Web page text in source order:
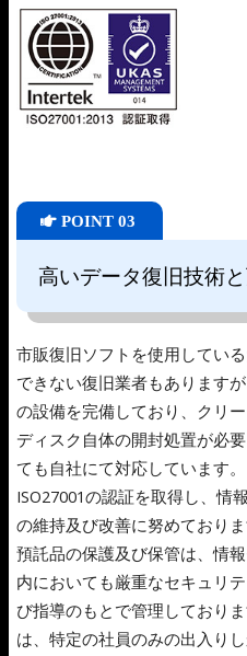
POINT 03
高いデータ復旧技術
市販復旧ソフトを使用してい
できない復旧業者もあります
の設備を完備しており、クリ
ディスク自体の開封処置が必
ても自社にて対応しています
ISO27001の認証を取得し、情
の維持及び改善に努めておりま
預託品の保護及び保管は、情
内においても厳重なセキュリ
び指導のもとで管理しており
は、特定の社員のみの出入り